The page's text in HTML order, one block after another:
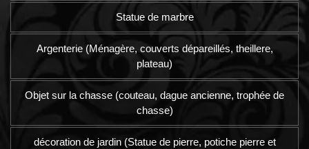
Statue de marbre
Argenterie (Ménagère, couverts dépareillés, theillere,
plateau)
Objet sur la chasse (couteau, dague ancienne, trophée de
chasse)
décoration de jardin (Statue de pierre, potiche pierre et